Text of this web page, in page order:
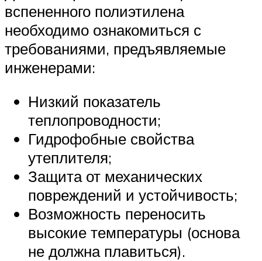
вспененного полиэтилена
необходимо ознакомиться с
требованиями, предъявляемые
инженерами:
Низкий показатель
теплопроводности;
Гидрофобные свойства
утеплителя;
Защита от механических
повреждений и устойчивость;
Возможность переносить
высокие температуры (основа
не должна плавиться).